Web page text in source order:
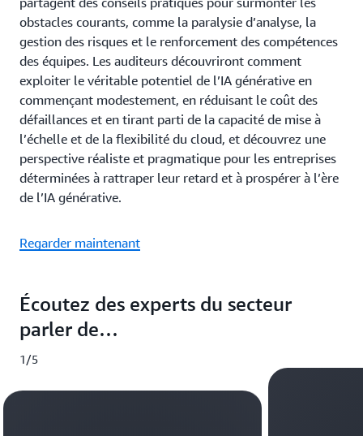
obstacles courants, comme la paralysie d’analyse, la
gestion des risques et le renforcement des compétences
des équipes. Les auditeurs découvriront comment
exploiter le véritable potentiel de l’IA générative en
commençant modestement, en réduisant le coût des
défaillances et en tirant parti de la capacité de mise à
l’échelle et de la flexibilité du cloud, et découvrez une
perspective réaliste et pragmatique pour les entreprises
déterminées à rattraper leur retard et à prospérer à l’ère
de l’IA générative.
Regarder maintenant
Écoutez des experts du secteur
parler de…
1/5